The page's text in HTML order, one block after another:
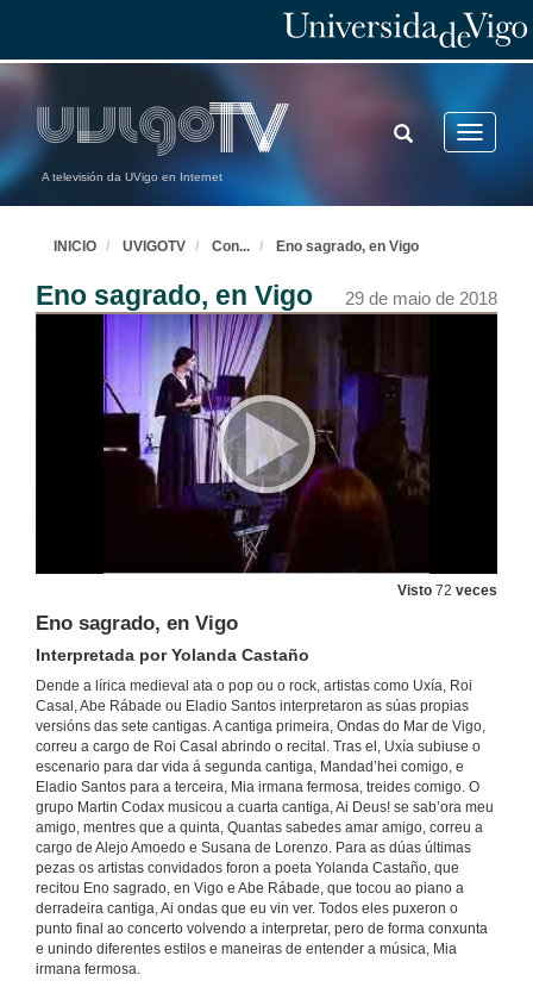
A televisión da UVigo en Internet
Toggle
TOGGLE
SEARCH
INICIO UVIGOTV Con... Eno sagrado, en Vigo
Eno sagrado, en Vigo 29 de maio de 2018
Visto 72 veces
Eno sagrado, en Vigo
Interpretada por Yolanda Castaño
Dende a lírica medieval ata o pop ou o rock, artistas como Uxía, Roi
Casal, Abe Rábade ou Eladio Santos interpretaron as súas propias
versións das sete cantigas. A cantiga primeira, Ondas do Mar de Vigo,
correu a cargo de Roi Casal abrindo o recital. Tras el, Uxía subiuse o
escenario para dar vida á segunda cantiga, Mandad’hei comigo, e
Eladio Santos para a terceira, Mia irmana fermosa, treides comigo. O
grupo Martin Codax musicou a cuarta cantiga, Ai Deus! se sab’ora meu
amigo, mentres que a quinta, Quantas sabedes amar amigo, correu a
cargo de Alejo Amoedo e Susana de Lorenzo. Para as dúas últimas
pezas os artistas convidados foron a poeta Yolanda Castaño, que
recitou Eno sagrado, en Vigo e Abe Rábade, que tocou ao piano a
derradeira cantiga, Ai ondas que eu vin ver. Todos eles puxeron o
punto final ao concerto volvendo a interpretar, pero de forma conxunta
e unindo diferentes estilos e maneiras de entender a música, Mia
irmana fermosa.
Concerto Completo
29 de maio de 2018
Bienvenida de Salustiano Mato
Reitor da Universidade de Vigo
29 de maio de 2018
Ondas do Mar de Vigo
Interpretada por Roi Casal
29 de maio de 2018